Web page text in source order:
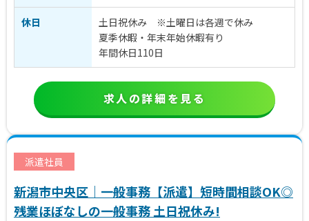
休日
土日祝休み ※土曜日は各週で休み
夏季休暇・年末年始休暇有り
年間休日110日
求人の詳細を見る
派遣社員
新潟市中央区｜一般事務【派遣】短時間相談OK◎
残業ほぼなしの一般事務 土日祝休み!